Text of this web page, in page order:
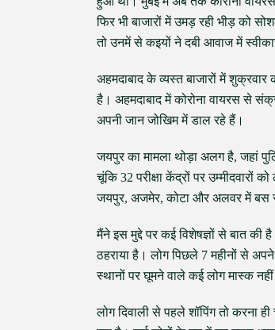
फिर भी बाजारों में उमड़ रही भीड़ को
तो उनमें से कइयों ने दबी आवाज में
अहमदाबाद के व्यस्त बाजारों में
है। अहमदाबाद में कोरोना वायरस से
अपनी जान जोखिम में डाल रहे हैं।
जयपुर का मामला थोड़ा अलग है, जहां
चूंकि 32 परीक्षा केंद्रों पर
जयपुर, अजमेर, कोटा और अलवर में बस
मैंने इस मुद्दे पर कई विशेषज्ञों से बात की
ठहराया है। लोग पिछले 7 महीनों से
स्थानों पर घूमने वाले कई लोग मास्क
लोग दिवाली से पहले शॉपिंग तो करना